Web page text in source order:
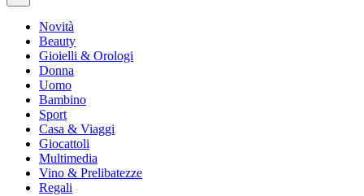
Novità
Beauty
Gioielli & Orologi
Donna
Uomo
Bambino
Sport
Casa & Viaggi
Giocattoli
Multimedia
Vino & Prelibatezze
Regali